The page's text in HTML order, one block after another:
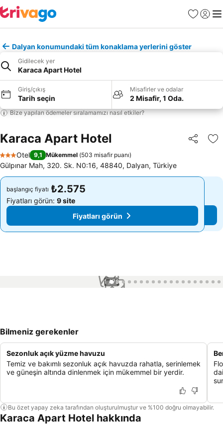
Favoriler
Giriş
Dalyan konumundaki tüm konaklama yerlerini göster
Gidilecek yer
Karaca Apart Hotel
Giriş/çıkış
Tarih seçin
Misafirler ve odalar
2 Misafir, 1 Oda.
Bize yapılan ödemeler sıralamamızı nasıl etkiler?
Karaca Apart Hotel Paylaş
3 Yıldız
Otel 9,1 Mükemmel (503 misafir puanı)
Gülpınar Mah, 320. Sk. N0:16, 48840, Dalyan, Türkiye
başlangıç fiyatı ₺2.575
Fiyatları görün: 9 site
Fiyatları görün
başlangıç fiyatı ₺2.575
Fiyatları görün: 9 site
Fiyatları görün
1 / 79
Bilmeniz gerekenler
Sezonluk açık yüzme havuzu
Temiz ve bakımlı sezonluk açık havuzda rahatla, serinlemek
ve güneşin altında dinlenmek için mükemmel bir yerdir.
Bu özet yapay zeka tarafından oluşturulmuştur ve %100 doğru olmayabilir.
Karaca Apart Hotel hakkında